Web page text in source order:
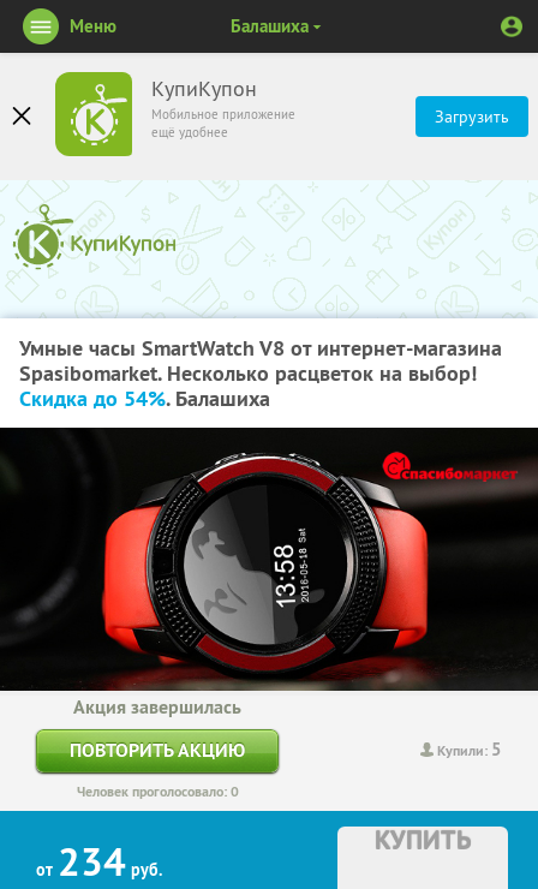
КупиКупон
Мобильное приложение
ещё удобнее
Загрузить
Меню Балашиха
Умные часы SmartWatch V8 от интернет-магазина
Spasibomarket. Несколько расцветок на выбор!
Скидка до 54%. Балашиха
Купили: 5
Акция завершилась
ПОВТОРИТЬ АКЦИЮ
Человек проголосовало: 0
от 234 руб.
КУПИТЬ